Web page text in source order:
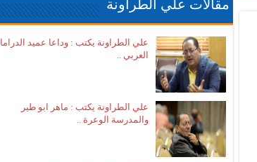
مقالات علي الطراونة
علي الطراونة يكتب : وداعا عميد الدراما
العربي ..
علي الطراونة يكتب : ماهر ابو طير
والمدرسة الوعرة ..